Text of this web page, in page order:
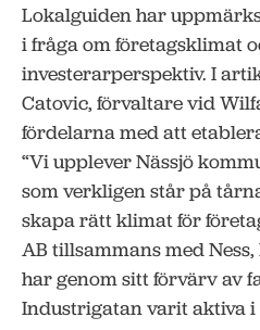
Lokalguiden har
i fråga om företagsklimat
investerarperspektiv. I
Catovic, förvaltare vid
fördelarna med att
“Vi upplever Nässjö
som verkligen står på
skapa rätt klimat för
AB tillsammans med
har genom sitt förvärv av
Industrigatan varit aktiva